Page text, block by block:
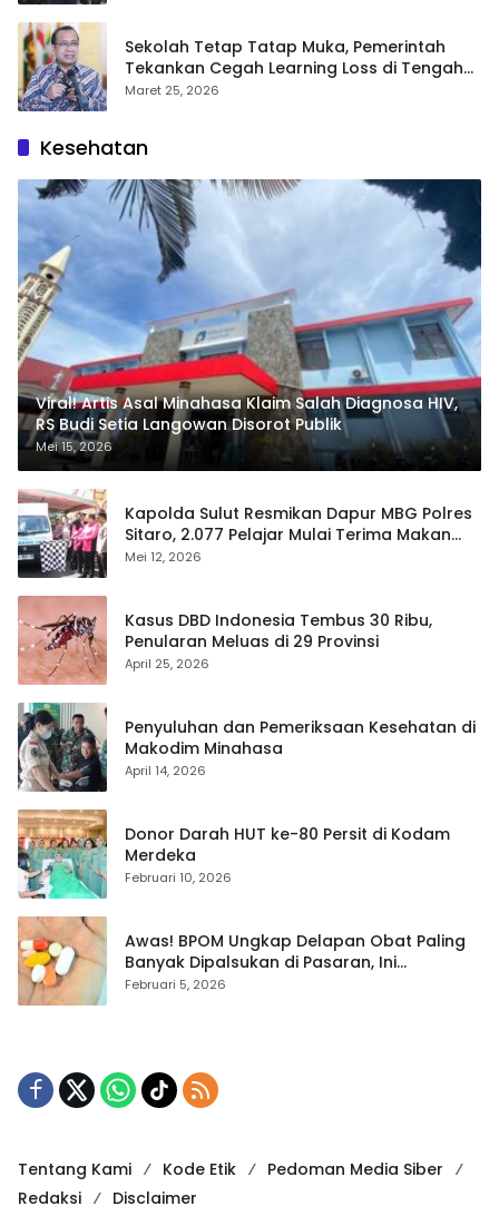
Sekolah Tetap Tatap Muka, Pemerintah
Tekankan Cegah Learning Loss di Tengah
Krisis Global
Maret 25, 2026
Kesehatan
Viral! Artis Asal Minahasa Klaim Salah Diagnosa HIV,
RS Budi Setia Langowan Disorot Publik
Mei 15, 2026
Kapolda Sulut Resmikan Dapur MBG Polres
Sitaro, 2.077 Pelajar Mulai Terima Makan
Gratis
Mei 12, 2026
Kasus DBD Indonesia Tembus 30 Ribu,
Penularan Meluas di 29 Provinsi
April 25, 2026
Penyuluhan dan Pemeriksaan Kesehatan di
Makodim Minahasa
April 14, 2026
Donor Darah HUT ke-80 Persit di Kodam
Merdeka
Februari 10, 2026
Awas! BPOM Ungkap Delapan Obat Paling
Banyak Dipalsukan di Pasaran, Ini
Daftarnya
Februari 5, 2026
Tentang Kami Kode Etik
Pedoman Media Siber
Redaksi
Disclaimer